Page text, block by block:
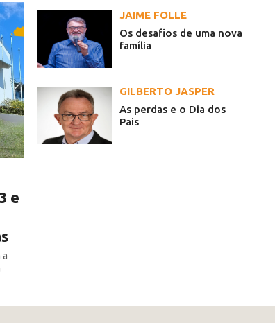
e
a
JAIME FOLLE
Os desafios de uma nova
família
GILBERTO JASPER
As perdas e o Dia dos
Pais